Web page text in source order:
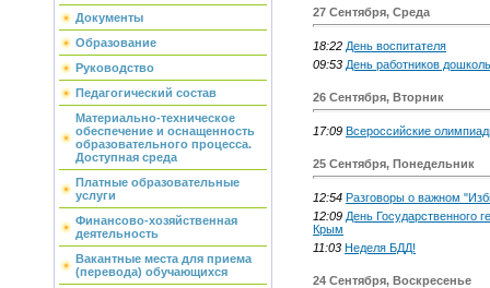
Документы
Образование
Руководство
Педагогический состав
Материально-техническое
обеспечение и оснащенность
образовательного процесса.
Доступная среда
Платные образовательные
услуги
Финансово-хозяйственная
деятельность
Вакантные места для приема
(перевода) обучающихся
27 Сентября, Среда
18:22 День воспитателя
09:53 День работников
26 Сентября, Вторник
17:09 Всероссийские
25 Сентября, Понедельник
12:54 Разговоры о важном
12:09 День Государственного
Крым
11:03 Неделя БДД!
24 Сентября, Воскресенье